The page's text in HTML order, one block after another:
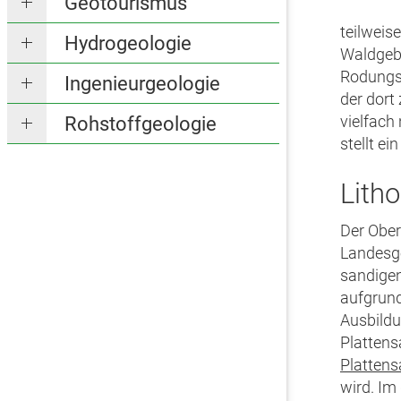
Hydrogeologie
Ingenieurgeologie
Rohstoffgeologie
der
vielfach
stellt
Der
wird. Im